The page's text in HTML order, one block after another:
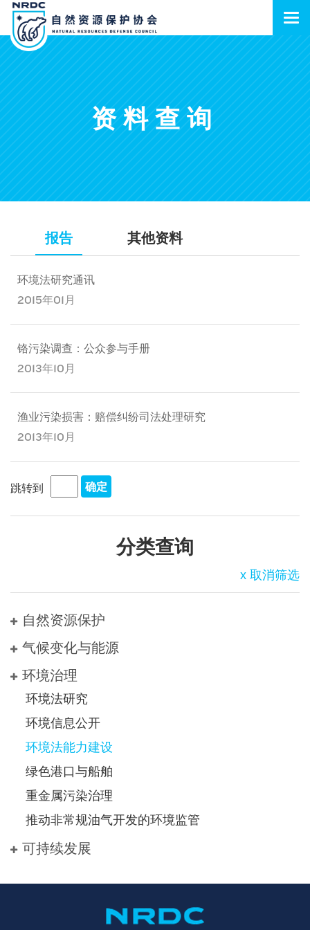
资料查询
报告 其他资料
环境法研究通讯
2015年01月
铬污染调查：公众参与手册
2013年10月
渔业污染损害：赔偿纠纷司法处理研究
2013年10月
跳转到
分类查询
x 取消筛选
自然资源保护
气候变化与能源
环境治理
环境法研究
环境信息公开
环境法能力建设
绿色港口与船舶
重金属污染治理
推动非常规油气开发的环境监管
可持续发展